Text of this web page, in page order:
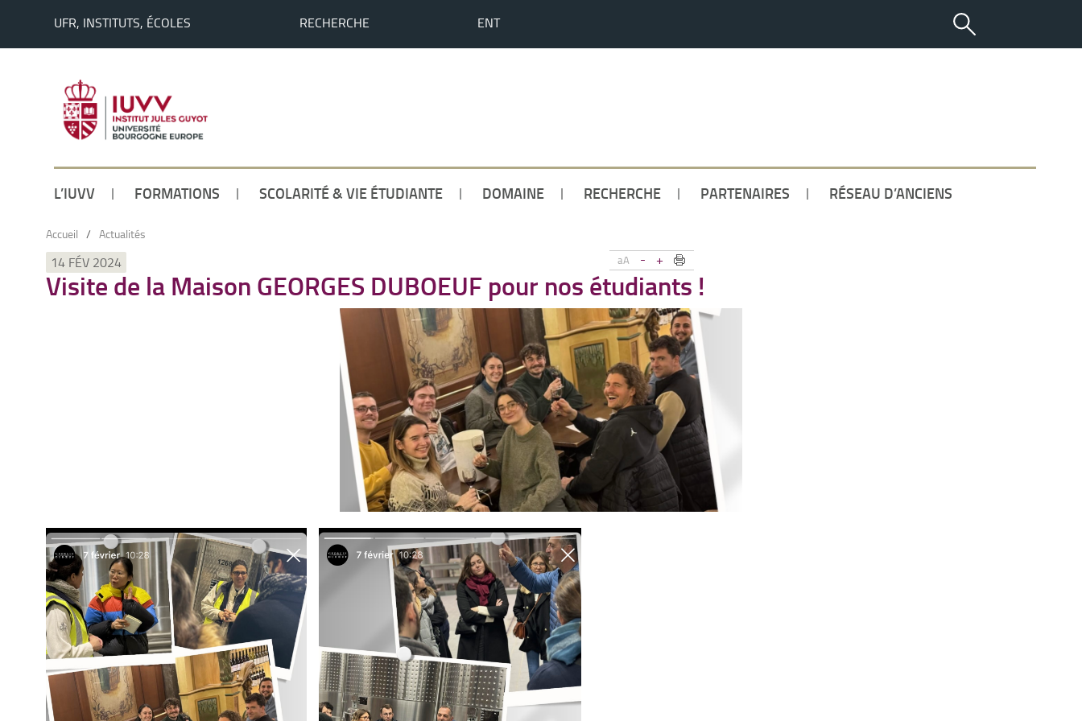
UFR, INSTITUTS, ÉCOLES RECHERCHE ENT
L’IUVV FORMATIONS SCOLARITÉ & VIE ÉTUDIANTE DOMAINE RECHERCHE PARTENAIRES RÉSEAU D’ANCIENS
Accueil / Actualités
aA - +
14 FÉV 2024
Visite de la Maison GEORGES DUBOEUF pour nos étudiants !